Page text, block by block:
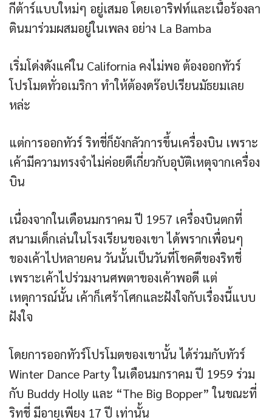
กีต้าร์แบบใหม่ๆ อยู่เสมอ โดยเอาริฟท์และเนื้อร้องลา
ตินมาร่วมผสมอยู่ในเพลง อย่าง La Bamba
เริ่มโด่งดังแค่ใน California คงไม่พอ ต้องออกทัวร์
โปรโมตทั่วอเมริกา ทำให้ต้องดร๊อปเรียนมัธยมเลย
หล่ะ
แต่การออกทัวร์ ริทชี่ก็ยังกลัวการขึ้นเครื่องบิน เพราะ
เค้ามีความทรงจำไม่ค่อยดีเกี่ยวกับอุบัติเหตุจากเครื่อง
บิน
เนื่องจากในเดือนมกราคม ปี 1957 เครื่องบินตกที่
สนามเด็กเล่นในโรงเรียนของเขา ได้พรากเพื่อนๆ
ของเค้าไปหลายคน วันนั้นเป็นวันที่โชคดีของริทชี่
เพราะเค้าไปร่วมงานศพตาของเค้าพอดี แต่
เหตุการณ์นั้น เค้าก็เศร้าโศกและฝังใจกับเรื่องนี้แบบ
ฝังใจ
โดยการออกทัวร์โปรโมตของเขานั้น ได้ร่วมกับทัวร์
Winter Dance Party ในเดือนมกราคม ปี 1959 ร่วม
กับ Buddy Holly และ “The Big Bopper” ในขณะที่
ริทชี่ มีอายุเพียง 17 ปี เท่านั้น